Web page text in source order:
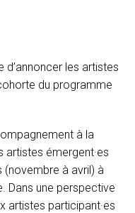
d’annoncer les artistes
du programme
à la
artistes émergent·es
(novembre à avril) à
Dans une perspective
artistes participant·es